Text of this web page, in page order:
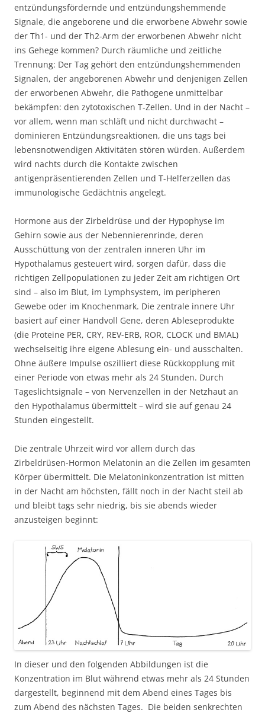
entzündungsfördernde und entzündungshemmende
Signale, die angeborene und die erworbene Abwehr sowie
der Th1- und der Th2-Arm der erworbenen Abwehr nicht
ins Gehege kommen? Durch räumliche und zeitliche
Trennung: Der Tag gehört den entzündungshemmenden
Signalen, der angeborenen Abwehr und denjenigen Zellen
der erworbenen Abwehr, die Pathogene unmittelbar
bekämpfen: den zytotoxischen T-Zellen. Und in der Nacht –
vor allem, wenn man schläft und nicht durchwacht –
dominieren Entzündungsreaktionen, die uns tags bei
lebensnotwendigen Aktivitäten stören würden. Außerdem
wird nachts durch die Kontakte zwischen
antigenpräsentierenden Zellen und T-Helferzellen das
immunologische Gedächtnis angelegt.
Hormone aus der Zirbeldrüse und der Hypophyse im
Gehirn sowie aus der Nebennierenrinde, deren
Ausschüttung von der zentralen inneren Uhr im
Hypothalamus gesteuert wird, sorgen dafür, dass die
richtigen Zellpopulationen zu jeder Zeit am richtigen Ort
sind – also im Blut, im Lymphsystem, im peripheren
Gewebe oder im Knochenmark. Die zentrale innere Uhr
basiert auf einer Handvoll Gene, deren Ableseprodukte
(die Proteine PER, CRY, REV-ERB, ROR, CLOCK und BMAL)
wechselseitig ihre eigene Ablesung ein- und ausschalten.
Ohne äußere Impulse oszilliert diese Rückkopplung mit
einer Periode von etwas mehr als 24 Stunden. Durch
Tageslichtsignale – von Nervenzellen in der Netzhaut an
den Hypothalamus übermittelt – wird sie auf genau 24
Stunden eingestellt.
Die zentrale Uhrzeit wird vor allem durch das
Zirbeldrüsen-Hormon Melatonin an die Zellen im gesamten
Körper übermittelt. Die Melatoninkonzentration ist mitten
in der Nacht am höchsten, fällt noch in der Nacht steil ab
und bleibt tags sehr niedrig, bis sie abends wieder
anzusteigen beginnt:
In dieser und den folgenden Abbildungen ist die
Konzentration im Blut während etwas mehr als 24 Stunden
dargestellt, beginnend mit dem Abend eines Tages bis
zum Abend des nächsten Tages. Die beiden senkrechten